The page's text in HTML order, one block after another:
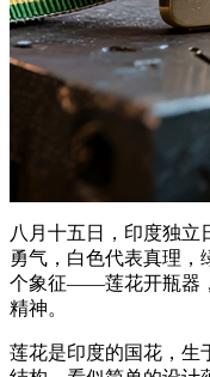
八月十五日，印度独立
勇气，白色代表真理，
个象征——莲花开瓶器
精神。
莲花是印度的国花，生